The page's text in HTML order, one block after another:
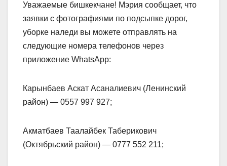
Уважаемые бишкекчане! Мэрия сообщает, что
заявки с фотографиями по подсыпке дорог,
уборке наледи вы можете отправлять на
следующие номера телефонов через
приложение WhatsApp:
Карынбаев Аскат Асаналиевич (Ленинский
район) — 0557 997 927;
Акматбаев Таалайбек Таберикович
(Октябрьский район) — 0777 552 211;